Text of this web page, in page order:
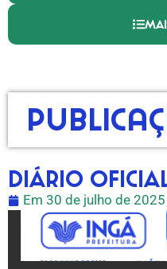
DIÁRIO
Em 30 de julho de 2025